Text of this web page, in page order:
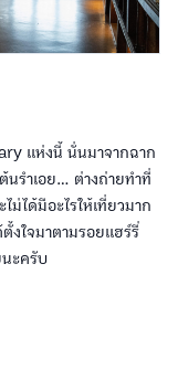
แห่งนี้ นั่นมาจากฉาก
รำเอย... ต่างถ่ายทำที่
ได้มีอะไรให้เที่ยวมาก
งใจมาตามรอยแฮร์รี่
ะครับ